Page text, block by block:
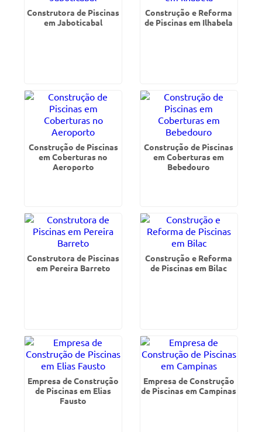
Construtora de Piscinas
em Jaboticabal
Construção e Reforma
de Piscinas em Ilhabela
Construção de Piscinas
em Coberturas no
Aeroporto
Construção de Piscinas
em Coberturas em
Bebedouro
Construtora de Piscinas
em Pereira Barreto
Construção e Reforma
de Piscinas em Bilac
Empresa de Construção
de Piscinas em Elias
Fausto
Empresa de Construção
de Piscinas em Campinas